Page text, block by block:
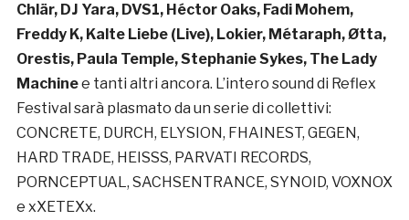
Chlär, DJ Yara, DVS1, Héctor Oaks, Fadi Mohem,
Freddy K, Kalte Liebe (Live), Lokier, Métaraph, Øtta,
Orestis, Paula Temple, Stephanie Sykes, The Lady
Machinee tanti altri ancora. L’intero sound di Reflex
Festival sarà plasmato da un serie di collettivi:
CONCRETE, DURCH, ELYSION, FHAINEST, GEGEN,
HARD TRADE, HEISSS, PARVATI RECORDS,
PORNCEPTUAL, SACHSENTRANCE, SYNOID, VOXNOX
e xXETEXx.